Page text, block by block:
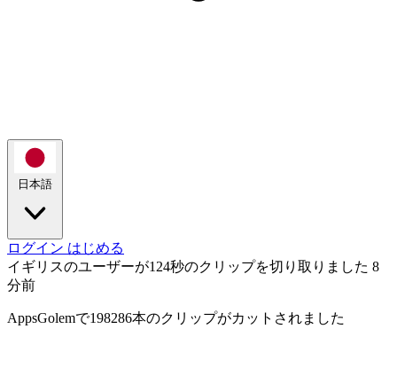
日本語
ログイン はじめる
イギリスのユーザーが124秒のクリップを切り取りました 8
分前
AppsGolemで198286本のクリップがカットされました